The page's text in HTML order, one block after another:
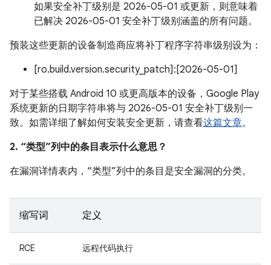
如果安全补丁级别是 2026-05-01 或更新，则意味着
已解决 2026-05-01 安全补丁级别涵盖的所有问题。
预装这些更新的设备制造商应将补丁程序字符串级别设为：
[ro.build.version.security_patch]:[2026-05-01]
对于某些搭载 Android 10 或更高版本的设备，Google Play
系统更新的日期字符串将与 2026-05-01 安全补丁级别一
致。如需详细了解如何安装安全更新，请查看这篇文章。
2. “类型”列中的条目表示什么意思？
在漏洞详情表内，“类型”列中的条目是安全漏洞的分类。
缩写词 定义
RCE 远程代码执行